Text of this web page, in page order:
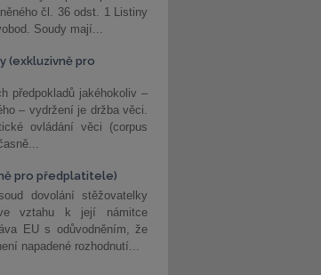
čl. 36 odst. 1 Listiny
Soudy mají...
(exkluzivně pro
předpokladů jakéhokoliv –
– vydržení je držba věci.
ovládání věci (corpus
pro předplatitele)
dovolání stěžovatelky
vztahu k její námitce
EU s odůvodněním, že
napadené rozhodnutí...